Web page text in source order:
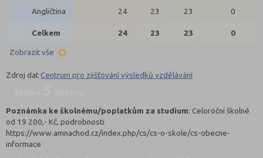
Angličtina 24 23 23 0
Celkem 24 23 23 0
Zobrazit vše
Zdroj datCentrum pro zjišťování výsledků vzdělávání
Poznámka ke školnému/poplatkům za studium: Celoroční školné
od 19 200,- Kč, podrobnosti
https://www.amnachod.cz/index.php/cs/cs-o-skole/cs-obecne-
informace